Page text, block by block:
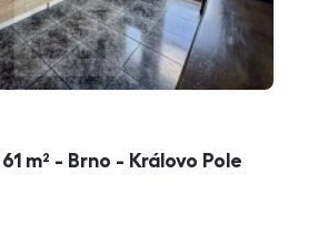
m² - Brno - Královo Pole